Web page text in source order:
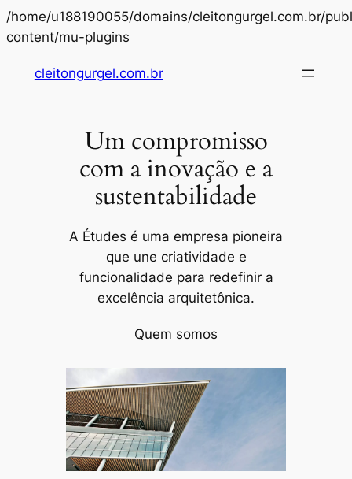
/home/u188190055/domains/cleitongurgel.com.br/
content/mu-plugins
o
cleitongurgel.com.br
Um compromisso
com a inovação e a
sustentabilidade
A Études é uma empresa pioneira
que une criatividade e
funcionalidade para redefinir a
excelência arquitetônica.
Quem somos